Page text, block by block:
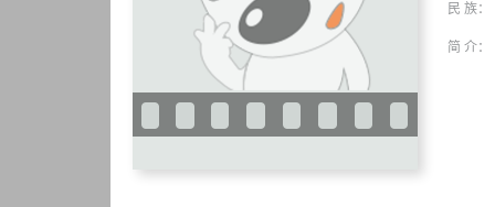
民 族：
简 介：